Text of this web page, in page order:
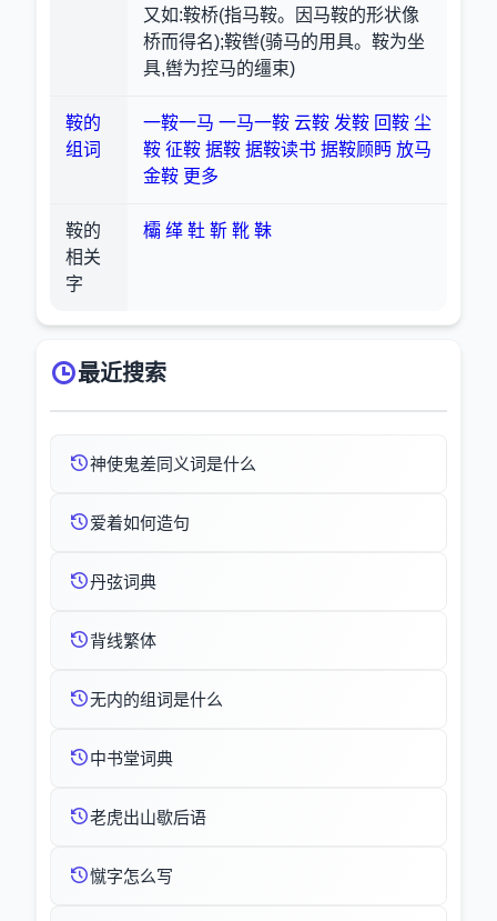
又如:鞍桥(指马鞍。因马鞍的形状像
桥而得名);鞍辔(骑马的用具。鞍为坐
具,辔为控马的缰束)
鞍的
组词
一鞍一马 一马一鞍 云鞍 发鞍 回鞍 尘
鞍 征鞍 据鞍 据鞍读书 据鞍顾眄 放马
金鞍 更多
鞍的
相关
字
欛 缂 靯 靳 靴 靺
最近搜索
神使鬼差同义词是什么
爱着如何造句
丹弦词典
背线繁体
无内的组词是什么
中书堂词典
老虎出山歇后语
憱字怎么写